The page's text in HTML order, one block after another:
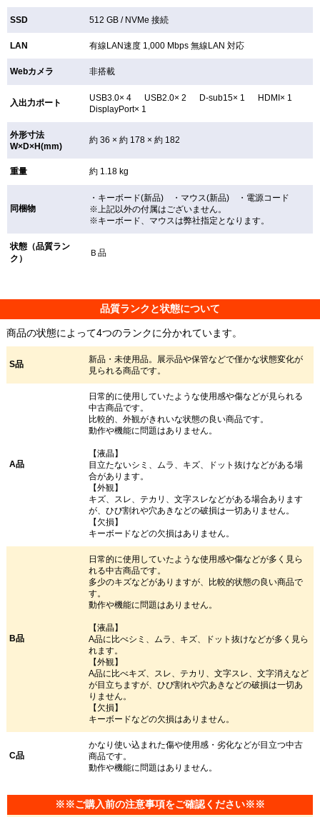
SSD 512 GB / NVMe 接続
LAN 有線LAN速度 1,000 Mbps 無線LAN対応
Webカメラ 非搭載
入出力ポート
USB3.0× 4 USB2.0× 2 D-sub15× 1 HDMI× 1
DisplayPort× 1
外形寸法
W×D×H(mm)
約 36 × 約 178 × 約 182
重量 約 1.18 kg
同梱物
・キーボード(新品) ・マウス(新品) ・電源コード
※上記以外の付属はございません。
※キーボード、マウスは弊社指定となります。
状態（品質ラン
ク）
Ｂ品
品質ランクと状態について
商品の状態によって4つのランクに分かれています。
S品
新品・未使用品。展示品や保管などで僅かな状態変化が
見られる商品です。
A品
日常的に使用していたような使用感や傷などが見られる
中古商品です。
比較的、外観がきれいな状態の良い商品です。
動作や機能に問題はありません。
【液晶】
目立たないシミ、ムラ、キズ、ドット抜けなどがある場
合があります。
【外観】
キズ、スレ、テカリ、文字スレなどがある場合あります
が、ひび割れや穴あきなどの破損は一切ありません。
【欠損】
キーボードなどの欠損はありません。
B品
日常的に使用していたような使用感や傷などが多く見ら
れる中古商品です。
多少のキズなどがありますが、比較的状態の良い商品で
す。
動作や機能に問題はありません。
【液晶】
A品に比べシミ、ムラ、キズ、ドット抜けなどが多く見ら
れます。
【外観】
A品に比べキズ、スレ、テカリ、文字スレ、文字消えなど
が目立ちますが、ひび割れや穴あきなどの破損は一切あ
りません。
【欠損】
キーボードなどの欠損はありません。
C品
かなり使い込まれた傷や使用感・劣化などが目立つ中古
商品です。
動作や機能に問題はありません。
※※ご購入前の注意事項をご確認ください※※